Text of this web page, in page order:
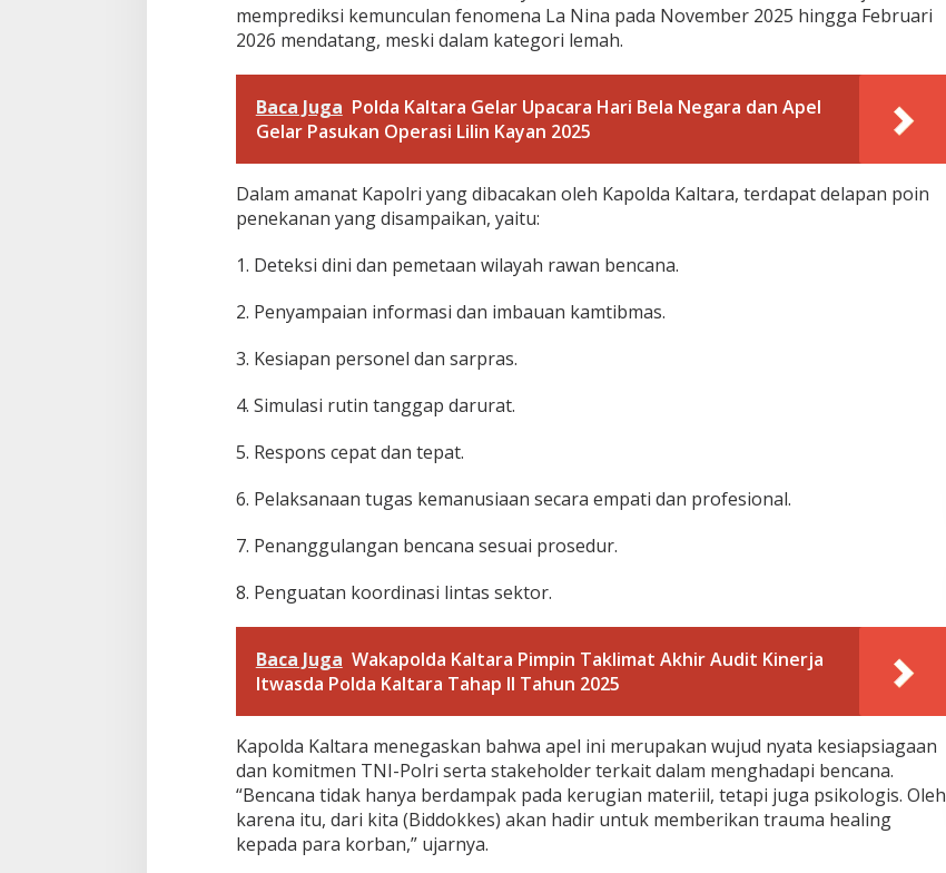
o
r
o
g
i
i
K
l
a
a
memprediksi kemunculan fenomena La Nina pada November 2025 hingga Februari
2026 mendatang, meski dalam kategori lemah.
Baca Juga Polda Kaltara Gelar Upacara Hari Bela Negara dan Apel
Gelar Pasukan Operasi Lilin Kayan 2025
Dalam amanat Kapolri yang dibacakan oleh Kapolda Kaltara, terdapat delapan poin
penekanan yang disampaikan, yaitu:
1. Deteksi dini dan pemetaan wilayah rawan bencana.
2. Penyampaian informasi dan imbauan kamtibmas.
3. Kesiapan personel dan sarpras.
4. Simulasi rutin tanggap darurat.
5. Respons cepat dan tepat.
6. Pelaksanaan tugas kemanusiaan secara empati dan profesional.
7. Penanggulangan bencana sesuai prosedur.
8. Penguatan koordinasi lintas sektor.
Baca Juga Wakapolda Kaltara Pimpin Taklimat Akhir Audit Kinerja
Itwasda Polda Kaltara Tahap II Tahun 2025
Kapolda Kaltara menegaskan bahwa apel ini merupakan wujud nyata kesiapsiagaan
dan komitmen TNI-Polri serta stakeholder terkait dalam menghadapi bencana.
“Bencana tidak hanya berdampak pada kerugian materiil, tetapi juga psikologis. Oleh
karena itu, dari kita (Biddokkes) akan hadir untuk memberikan trauma healing
kepada para korban,” ujarnya.
Pembalap Malaysia di Bupati
Nunukan Drag Race